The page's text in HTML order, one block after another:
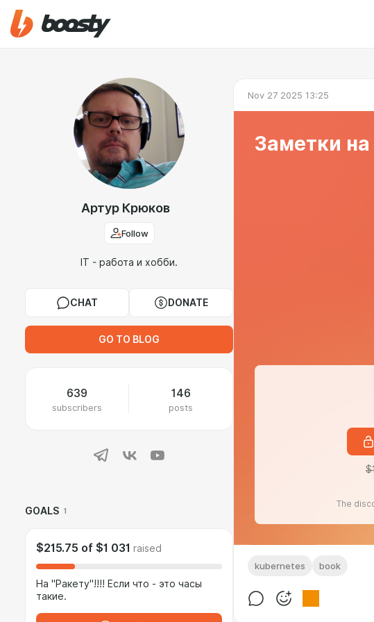
Артур Крюков
Follow
IT - работа и хобби.
CHAT DONATE
GO TO BLOG
639
subscribers
146
posts
GOALS 1
$215.75 of $1 031 raised
На "Ракету"!!!! Если что - это часы
такие.
Nov 27 2025 13:25
Заметки на
The
kubernetes book